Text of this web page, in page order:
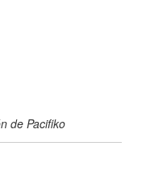
de Pacifiko